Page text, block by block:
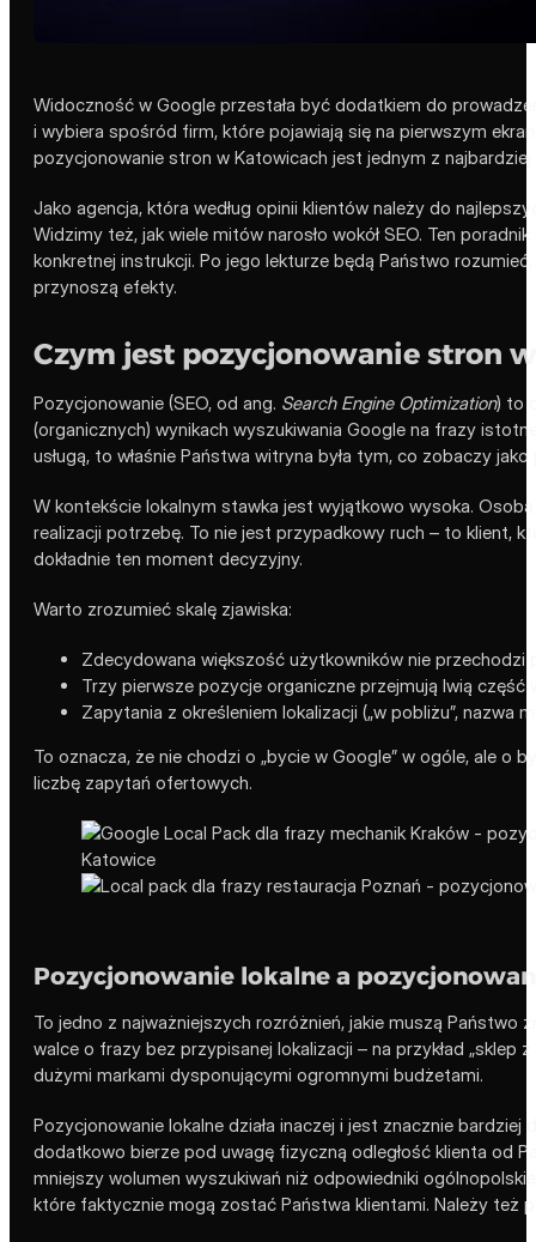
Widoczność w Google przestała być dodatkiem do
i wybiera spośród firm, które pojawiają się na pierwszym
pozycjonowanie stron w Katowicach jest jednym z
Jako agencja, która według opinii klientów należy do
Widzimy też, jak wiele mitów narosło wokół SEO. Ten
konkretnej instrukcji. Po jego lekturze będą Państwo
przynoszą efekty.
Czym jest pozycjonowanie stron
Pozycjonowanie (SEO, od ang. Search Engine Optimization) to
(organicznych) wynikach wyszukiwania Google na frazy
usługą, to właśnie Państwa witryna była tym, co zobaczy jako
W kontekście lokalnym stawka jest wyjątkowo wysoka.
realizacji potrzebę. To nie jest przypadkowy ruch – to klient,
dokładnie ten moment decyzyjny.
Warto zrozumieć skalę zjawiska:
Zdecydowana większość użytkowników nie przechodzi
Trzy pierwsze pozycje organiczne przejmują lwią część
Zapytania z określeniem lokalizacji („w pobliżu”,
To oznacza, że nie chodzi o „bycie w Google” w ogóle, ale o
liczbę zapytań ofertowych.
Pozycjonowanie lokalne a
To jedno z najważniejszych rozróżnień, jakie muszą Państwo
walce o frazy bez przypisanej lokalizacji – na przykład „sklep
dużymi markami dysponującymi ogromnymi budżetami.
Pozycjonowanie lokalne działa inaczej i jest znacznie
dodatkowo bierze pod uwagę fizyczną odległość klienta od
mniejszy wolumen wyszukiwań niż odpowiedniki
które faktycznie mogą zostać Państwa klientami. Należy też